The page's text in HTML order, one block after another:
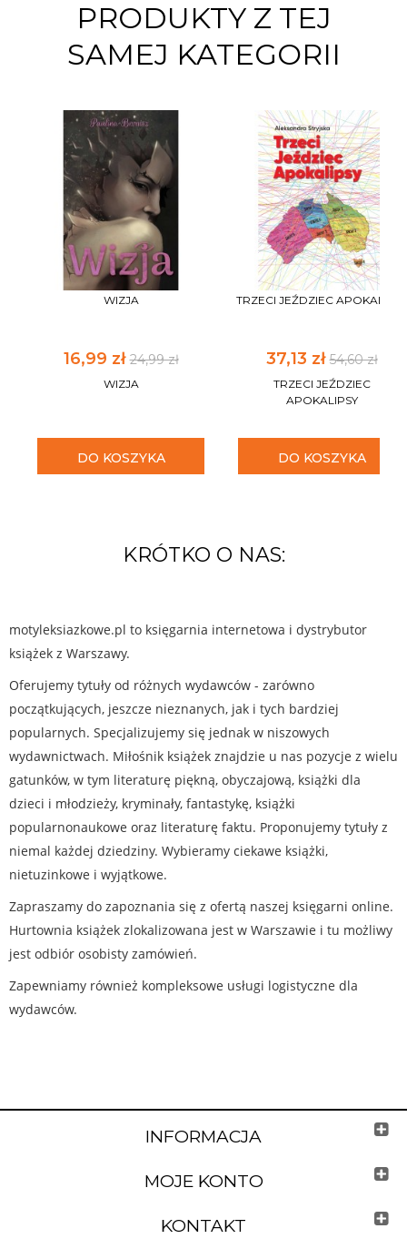
PRODUKTY Z TEJ
SAMEJ KATEGORII
WIZJA
16,99 zł24,99 zł
WIZJA
DO KOSZYKA
TRZECI JEŹDZIEC APOKALIPSY
37,13 zł54,60 zł
TRZECI JEŹDZIEC
APOKALIPSY
DO KOSZYKA
KRÓTKO O NAS:
motyleksiazkowe.pl to księgarnia internetowa i dystrybutor
książek z Warszawy.
Oferujemy tytuły od różnych wydawców - zarówno
początkujących, jeszcze nieznanych, jak i tych bardziej
popularnych. Specjalizujemy się jednak w niszowych
wydawnictwach. Miłośnik książek znajdzie u nas pozycje z wielu
gatunków, w tym literaturę piękną, obyczajową, książki dla
dzieci i młodzieży, kryminały, fantastykę, książki
popularnonaukowe oraz literaturę faktu. Proponujemy tytuły z
niemal każdej dziedziny. Wybieramy ciekawe książki,
nietuzinkowe i wyjątkowe.
Zapraszamy do zapoznania się z ofertą naszej księgarni online.
Hurtownia książek zlokalizowana jest w Warszawie i tu możliwy
jest odbiór osobisty zamówień.
Zapewniamy również kompleksowe usługi logistyczne dla
wydawców.
INFORMACJA
MOJE KONTO
KONTAKT